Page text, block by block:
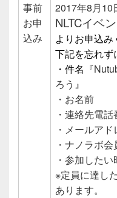
事前
お申
込み
2017年8月10
NLTCイベ
よりお申込み
下記を忘れず
・件名 『
ろう』
・お名前
・連絡先電
・メールアド
・ナノラボ
・参加した
※定員に達し
あります。